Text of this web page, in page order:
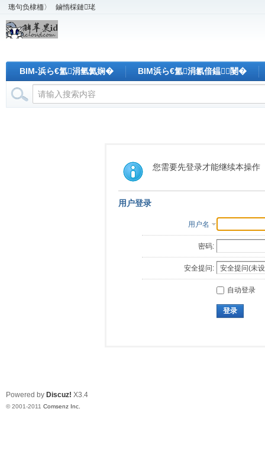
璁句负棣栭〉 鏀惰棌鏈珯
BIM-浜ら€氳涓氫氦娴� BIM浜ら€氳涓氱偣鎾闄�
您需要先登录才能继续本操作
用户登录
用户名
密码:
安全提问:
自动登录
登录
Powered by Discuz! X3.4
© 2001-2011 Comsenz Inc.